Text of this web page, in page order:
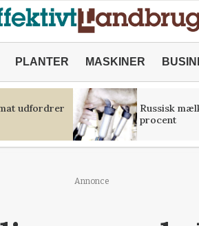
PLANTER MASKINER
udfordrer
Russisk
procent
Annonce